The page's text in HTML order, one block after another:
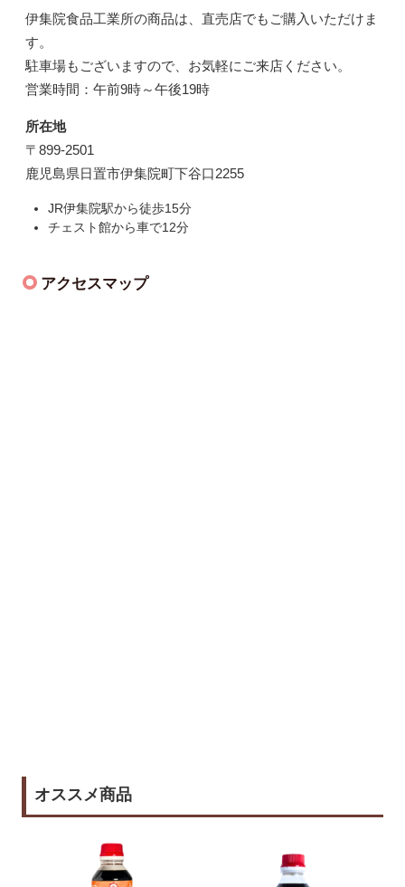
伊集院食品工業所の商品は、直売店でもご購入いただけま
す。
駐車場もございますので、お気軽にご来店ください。
営業時間：午前9時～午後19時
所在地
〒899-2501
鹿児島県日置市伊集院町下谷口2255
JR伊集院駅から徒歩15分
チェスト館から車で12分
アクセスマップ
オススメ商品